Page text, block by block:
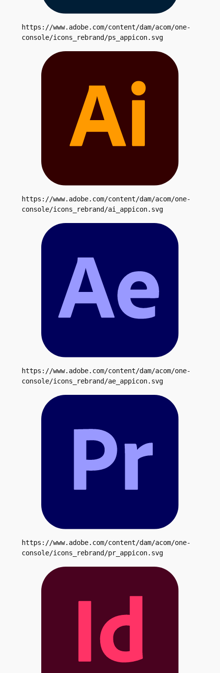
https://www.adobe.com/content/dam/acom/one-
console/icons_rebrand/ps_appicon.svg
https://www.adobe.com/content/dam/acom/one-
console/icons_rebrand/ai_appicon.svg
https://www.adobe.com/content/dam/acom/one-
console/icons_rebrand/ae_appicon.svg
https://www.adobe.com/content/dam/acom/one-
console/icons_rebrand/pr_appicon.svg